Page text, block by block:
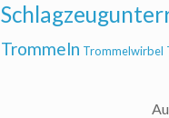
Trommeln Trommelwirbel